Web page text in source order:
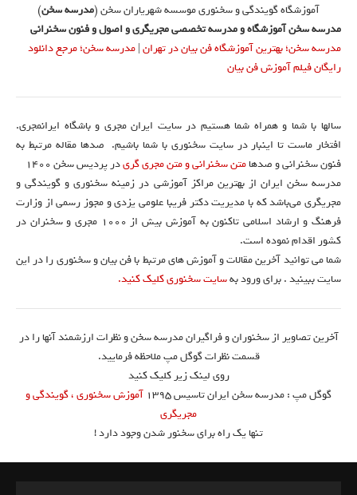
آموزشگاه گویندگی و سخنوری موسسه شهریاران سخن (مدرسه سخن)
مدرسه سخن آموزشگاه و مدرسه تخصصی مجریگری و اصول و فنون سخنرانی
مدرسه سخن؛ بهترین آموزشگاه فن بیان در تهران|مدرسه سخن؛ مرجع دانلود
رایگان فیلم آموزش فن بیان
سالها با شما و همراه شما هستیم در سایت ایران مجری و باشگاه ایرانمجری.
افتخار ماست تا اینبار در سایت سخنوری با شما باشیم. صدها مقاله مرتبط به
فنون سخنرانی و صدهامتن سخنرانی و متن مجری گریدر پردیس سخن 1400
مدرسه سخن ایران از بهترین مراکز آموزشی در زمینه سخنوری و گویندگی و
مجریگری می‌باشد که با مدیریت دکتر فریبا علومی یزدی و مجوز رسمی از وزارت
فرهنگ و ارشاد اسلامی تاکنون به آموزش بیش از ۱۰۰۰ مجری و سخنران در
کشور اقدام نموده است.
شما می توانید آخرین مقالات و آموزش های مرتبط با فن بیان و سخنوری را در این
سایت ببینید . برای ورود بهسایت سخنوری کلیک کنید.
آخرین تصاویر از سخنوران و فراگیران مدرسه سخن و نظرات ارزشمند آنها را در
قسمت نظرات گوگل مپ ملاحظه فرمایید.
روی لینک زیر کلیک کنید
گوگل مپ : مدرسه سخن ایران تاسیس ۱۳۹۵
آموزش سخنوری ، گویندگی و
مجریگری
تنها یک راه برای سخنور شدن وجود دارد !